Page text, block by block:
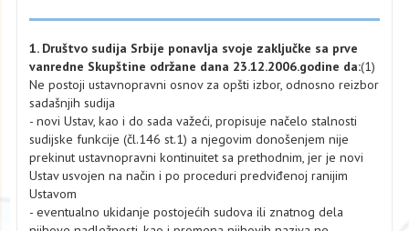
1. Društvo sudija Srbije ponavlja svoje zaključke sa prve
vanredne Skupštine održane dana 23.12.2006.godine da:(1)
Ne postoji ustavnopravni osnov za opšti izbor, odnosno reizbor
sadašnjih sudija
- novi Ustav, kao i do sada važeći, propisuje načelo stalnosti
sudijske funkcije (čl.146 st.1) a njegovim donošenjem nije
prekinut ustavnopravni kontinuitet sa prethodnim, jer je novi
Ustav usvojen na način i po proceduri predviđenoj ranijim
Ustavom
- eventualno ukidanje postojećih sudova ili znatnog dela